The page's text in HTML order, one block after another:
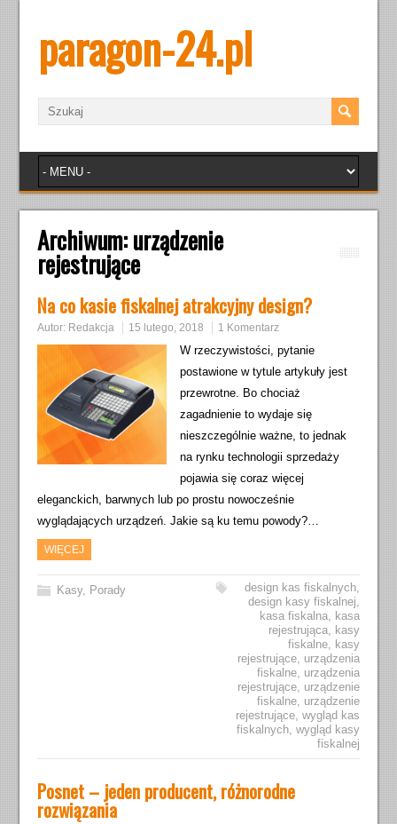
paragon-24.pl
Archiwum:urządzenie
rejestrujące
Na co kasie fiskalnej atrakcyjny design?
Autor: Redakcja 15 lutego, 2018 1 Komentarz
W rzeczywistości, pytanie
postawione w tytule artykuły jest
przewrotne. Bo chociaż
zagadnienie to wydaje się
nieszczególnie ważne, to jednak
na rynku technologii sprzedaży
pojawia się coraz więcej
eleganckich, barwnych lub po prostu nowocześnie
wyglądających urządzeń. Jakie są ku temu powody?…
WIĘCEJ
Kasy, Porady design kas fiskalnych,
design kasy fiskalnej,
kasa fiskalna, kasa
rejestrująca, kasy
fiskalne, kasy
rejestrujące, urządzenia
fiskalne, urządzenia
rejestrujące, urządzenie
fiskalne, urządzenie
rejestrujące, wygląd kas
fiskalnych, wygląd kasy
fiskalnej
Posnet – jeden producent, różnorodne
rozwiązania